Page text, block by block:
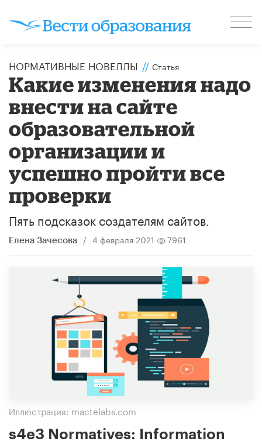
НОРМАТИВНЫЕ НОВЕЛЛЫ // Статья
Какие изменения надо
внести на сайте
образовательной
организации и
успешно пройти все
проверки
Пять подсказок создателям сайтов.
Елена Зачесова / 4 февраля 2021 7961
Иллюстрация: mactelabs.com
s4e3 Normatives: Information